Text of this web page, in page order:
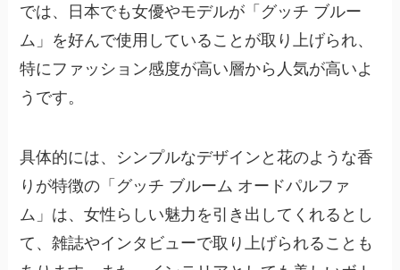
では、日本でも女優やモデルが「グッチ ブルー
ム」を好んで使用していることが取り上げられ、
特にファッション感度が高い層から人気が高いよ
うです。
具体的には、シンプルなデザインと花のような香
りが特徴の「グッチ ブルーム オードパルファ
ム」は、女性らしい魅力を引き出してくれるとし
て、雑誌やインタビューで取り上げられることも